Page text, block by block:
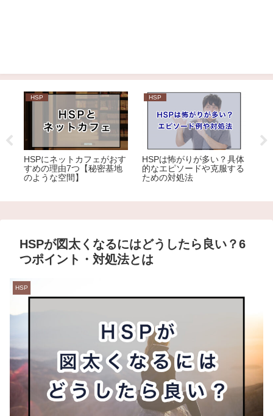
HSP
HSPにネットカフェがおす
すめの理由7つ【秘密基地
のような空間】
HSP
HSPは怖がりが多い？具体
的なエピソードや克服する
ための対処法
HSPが図太くなるにはどうしたら良い？6
つポイント・対処法とは
HSP